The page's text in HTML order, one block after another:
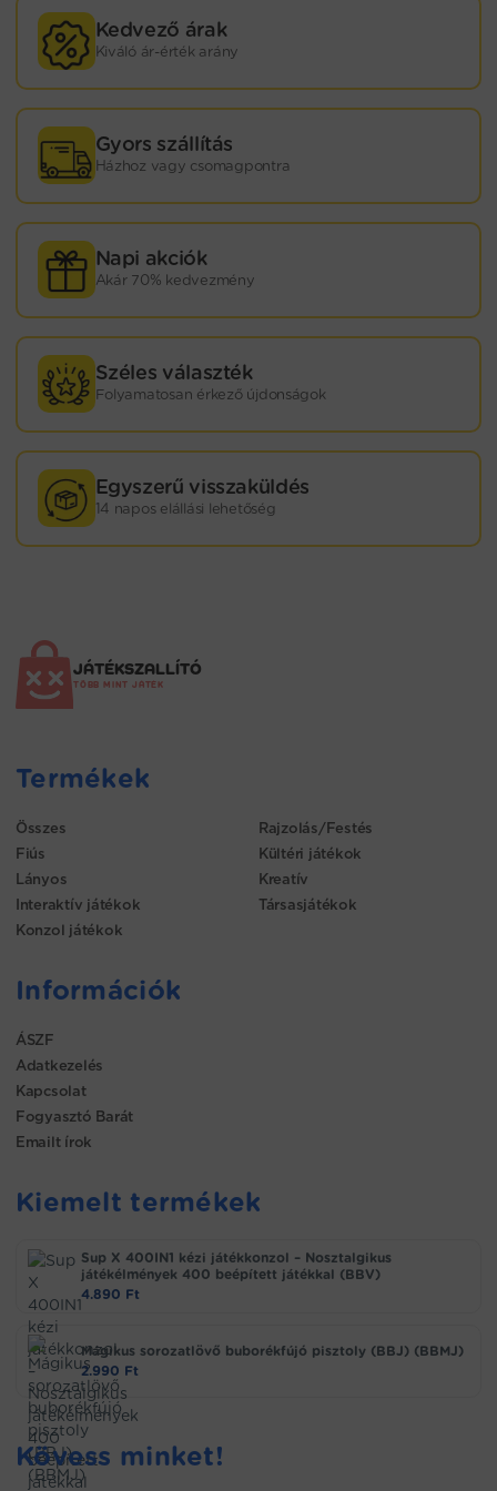
Kedvező árak
Kiváló ár-érték arány
Gyors szállítás
Házhoz vagy csomagpontra
Napi akciók
Akár 70% kedvezmény
Széles választék
Folyamatosan érkező újdonságok
Egyszerű visszaküldés
14 napos elállási lehetőség
JÁTÉKSZALLÍTÓ
TÖBB MINT JÁTÉK
Termékek
Összes
Fiús
Lányos
Interaktív játékok
Konzol játékok
Rajzolás/Festés
Kültéri játékok
Kreatív
Társasjátékok
Információk
ÁSZF
Adatkezelés
Kapcsolat
Fogyasztó Barát
Emailt írok
Kiemelt termékek
Sup X 400IN1 kézi játékkonzol – Nosztalgikus
játékélmények 400 beépített játékkal (BBV)
4.890 Ft
Mágikus sorozatlövő buborékfújó pisztoly (BBJ) (BBMJ)
2.990 Ft
Kövess minket!